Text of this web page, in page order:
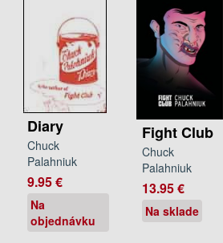
Diary
Chuck
Palahniuk
9.95 €
Na
objednávku
Fight Club
Chuck
Palahniuk
13.95 €
Na sklade